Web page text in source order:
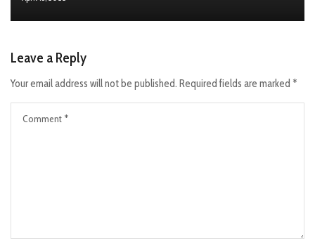
Leave a Reply
Your email address will not be published. Required fields are marked *